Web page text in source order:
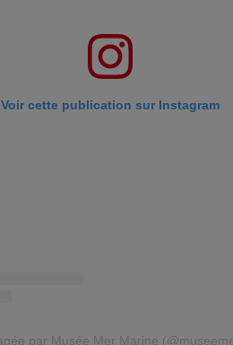
Voir cette publication sur Instagram